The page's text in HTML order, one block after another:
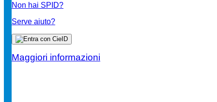
Non hai SPID?
Serve aiuto?
Maggiori informazioni